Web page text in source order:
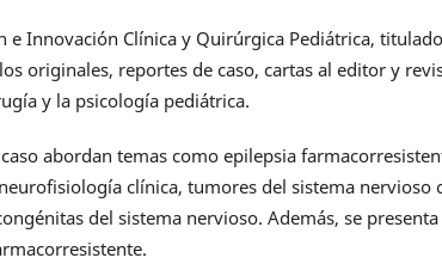
e Innovación Clínica y Quirúrgica Pediátrica,
originales, reportes de caso, cartas al editor y
y la psicología pediátrica.
abordan temas como epilepsia
clínica, tumores del sistema nervioso
del sistema nervioso. Además, se